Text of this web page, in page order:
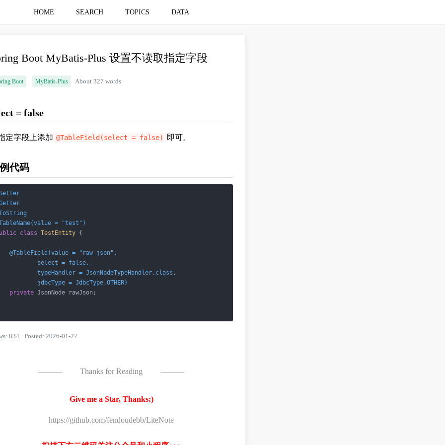
HOME SEARCH TOPICS DATA
Boot MyBatis-Plus 设置不读取指定字段
Boot MyBatis-Plus About 327 words
= false
定字段上添加 @TableField(select = false) 即可。
代码
= "test")
class TestEntity {
@TableField(value = "raw_json",
select = false,
typeHandler = JsonNodeTypeHandler.class,
jdbcType = JdbcType.OTHER)
private JsonNode rawJson;
834 · Posted: 2026-01-27
——— Thanks for Reading ———
Give me a Star, Thanks:)
https://github.com/fendoudebb/LiteNote